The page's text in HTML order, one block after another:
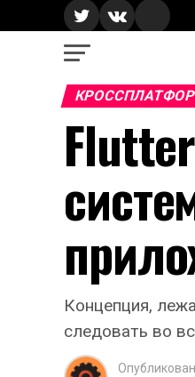
Концепция,
следовать во